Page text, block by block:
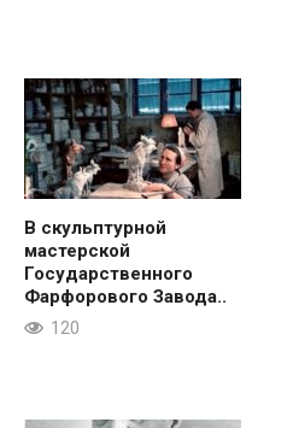
В скульптурной
мастерской
Государственного
Фарфорового Завода..
120